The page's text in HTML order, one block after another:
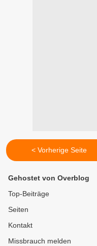
< Vorherige Seite
Gehostet von Overblog
Top-Beiträge
Seiten
Kontakt
Missbrauch melden